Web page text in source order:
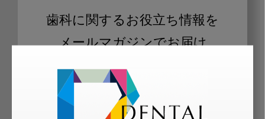
歯科に関するお役立ち情報を
メールマガジンでお届け
ご登録いただいた職種（歯科医師、歯